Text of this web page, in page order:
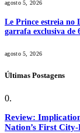
agosto 5, 2026
Le Prince estreia no
garrafa exclusiva de
agosto 5, 2026
Últimas Postagens
Review:
Nation’s First